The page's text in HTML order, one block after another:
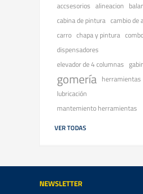
accsesorios alineacion
cabina de pintura cambio de
carro chapa y pintura
dispensadores
elevador de 4 columnas
gomería herramientas
lubricación
mantemiento herramientas
VER TODAS
NEWSLETTER